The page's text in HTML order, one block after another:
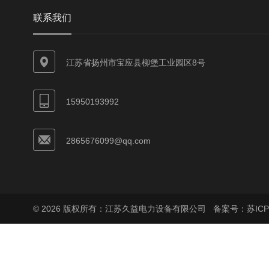
联系我们
江苏省扬州市宝应县柳堡工业园区8号
15950193992
2865676099@qq.com
© 2026 版权所有：江苏久益电力设备有限公司 备案号：苏